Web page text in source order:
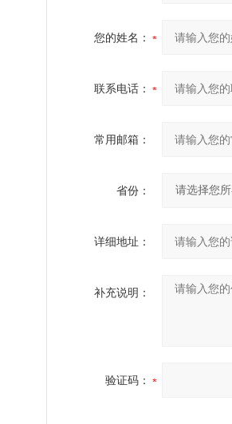
您的姓名：
联系电话：
常用邮箱：
省份：
详细地址：
补充说明：
验证码：